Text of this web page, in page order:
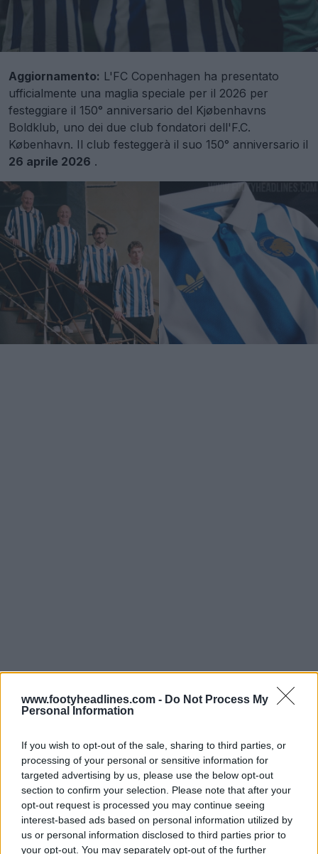
www.footyheadlines.com - Do Not Process My
Personal Information
If you wish to opt-out of the sale, sharing to third parties, or
processing of your personal or sensitive information for
targeted advertising by us, please use the below opt-out
section to confirm your selection. Please note that after your
opt-out request is processed you may continue seeing
interest-based ads based on personal information utilized by
us or personal information disclosed to third parties prior to
your opt-out. You may separately opt-out of the further
Aggiornamento: L'FC Copenhagen ha presentato
ufficialmente una maglia speciale per il 2026 per
festeggiare il 150° anniversario del Kjøbenhavns
Boldklub, uno dei due club fondatori dell'F.C.
København. Il club festeggerà il suo 150° anniversario il
26 aprile 2026 .
una delle squadre di calcio più antiche del Nord Europa
al di fuori del Regno Unito. È nato dalla fusione di due
club di Copenaghen, il Kjøbenhavns Boldklub eil
Boldklubben 1903 . Il Kjøbenhavns Boldklub è stato
fondato il26 aprile 1876.